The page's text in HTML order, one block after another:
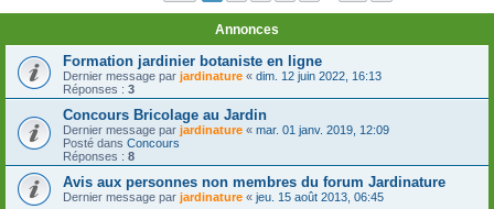
Annonces
Formation jardinier botaniste en ligne
Dernier message par jardinature « dim. 12 juin 2022, 16:13
Réponses : 3
Concours Bricolage au Jardin
Dernier message par jardinature « mar. 01 janv. 2019, 12:09
Posté dans Concours
Réponses : 8
Avis aux personnes non membres du forum Jardinature
Dernier message par jardinature « jeu. 15 août 2013, 06:45